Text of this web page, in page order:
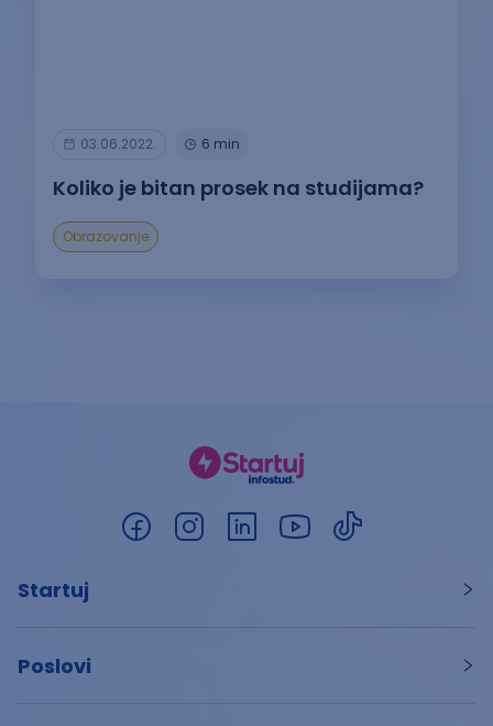
03.06.2022. 6 min
Koliko je bitan prosek na studijama?
Obrazovanje
Startuj
Poslovi